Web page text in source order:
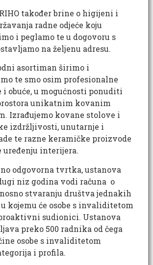
također brine o higijeni i
radne odjeće koju
i peglamo te u dogovoru s
na željenu adresu.
asortiman širimo i
te smo osim profesionalne
i obuće, u mogućnosti ponuditi
unikatnim kovanim
Izrađujemo kovane stolove i
izdržljivosti, unutarnje i
te razne keramičke proizvode
uređenju interijera.
odgovorna tvrtka, ustanova
niz godina vodi računa o
stvaranju društva jednakih
kojemu će osobe s invaliditetom
sudionici. Ustanova
preko 500 radnika od čega
osobe s invaliditetom
i profila.